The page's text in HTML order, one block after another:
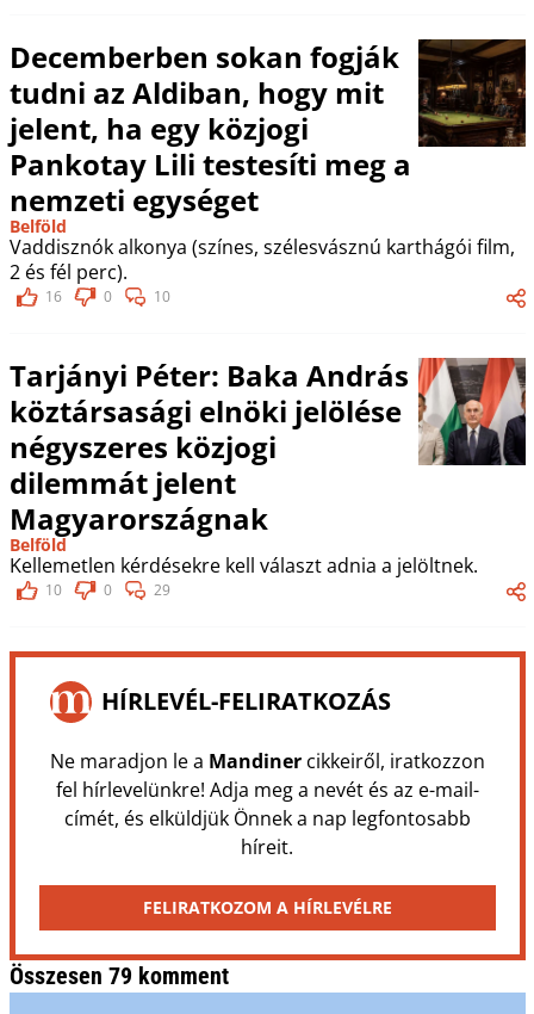
Decemberben sokan fogják
tudni az Aldiban, hogy mit
jelent, ha egy közjogi
Pankotay Lili testesíti meg a
nemzeti egységet
Belföld
Vaddisznók alkonya (színes, szélesvásznú karthágói film,
2 és fél perc).
16 0 10
Tarjányi Péter: Baka András
köztársasági elnöki jelölése
négyszeres közjogi
dilemmát jelent
Magyarországnak
Belföld
Kellemetlen kérdésekre kell választ adnia a jelöltnek.
10 0 29
HÍRLEVÉL-FELIRATKOZÁS
Ne maradjon le a Mandinercikkeiről, iratkozzon
fel hírlevelünkre! Adja meg a nevét és az e-mail-
címét, és elküldjük Önnek a nap legfontosabb
híreit.
FELIRATKOZOM A HÍRLEVÉLRE
Összesen 79 komment